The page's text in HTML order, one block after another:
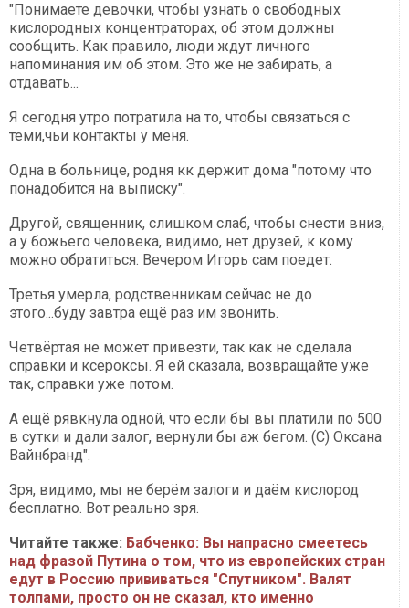
"Понимаете девочки, чтобы узнать о свободных
кислородных концентраторах, об этом должны
сообщить. Как правило, люди ждут личного
напоминания им об этом. Это же не забирать, а
отдавать...
Я сегодня утро потратила на то, чтобы связаться с
теми,чьи контакты у меня.
Одна в больнице, родня кк держит дома "потому что
понадобится на выписку".
Другой, священник, слишком слаб, чтобы снести вниз,
а у божьего человека, видимо, нет друзей, к кому
можно обратиться. Вечером Игорь сам поедет.
Третья умерла, родственникам сейчас не до
этого...буду завтра ещё раз им звонить.
Четвёртая не может привезти, так как не сделала
справки и ксероксы. Я ей сказала, возвращайте уже
так, справки уже потом.
А ещё рявкнула одной, что если бы вы платили по 500
в сутки и дали залог, вернули бы аж бегом. (С) Оксана
Вайнбранд".
Зря, видимо, мы не берём залоги и даём кислород
бесплатно. Вот реально зря.
Читайте также: Бабченко: Вы напрасно смеетесь
над фразой Путина о том, что из европейских стран
едут в Россию прививаться "Спутником". Валят
толпами, просто он не сказал, кто именно